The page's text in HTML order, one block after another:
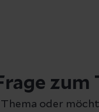
zum
Thema oder